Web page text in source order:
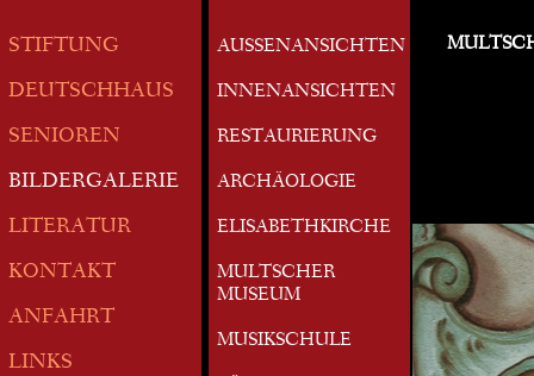
STIFTUNG
DEUTSCHHAUS
SENIOREN
BILDERGALERIE
LITERATUR
KONTAKT
ANFAHRT
LINKS
AUSSENANSICHTEN
INNENANSICHTEN
RESTAURIERUNG
ARCHÄOLOGIE
ELISABETHKIRCHE
MULTSCHER
MUSEUM
MUSIKSCHULE